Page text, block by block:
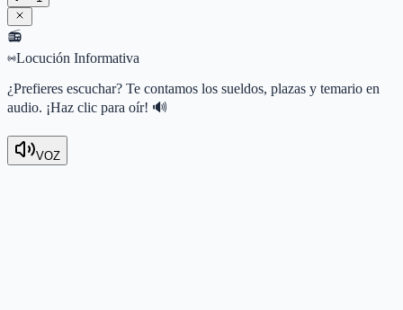
📻
Locución Informativa
¿Prefieres escuchar? Te contamos los sueldos, plazas y temario en
audio. ¡Haz clic para oír! 🔊
VOZ